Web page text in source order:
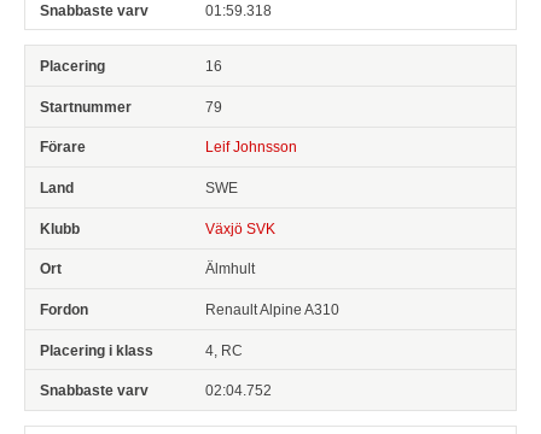
01:59.318
16
79
Leif Johnsson
SWE
Växjö SVK
Älmhult
Renault Alpine A310
4, RC
02:04.752